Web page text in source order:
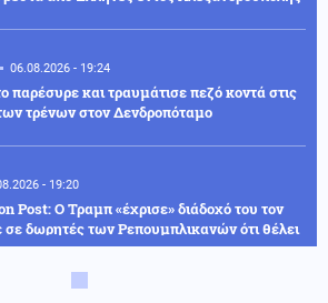
06.08.2026 - 19:24
παρέσυρε και τραυμάτισε πεζό κοντά στις
τρένων στον Δενδροπόταμο
- 19:20
Post: Ο Τραμπ «έχρισε» διάδοχό του τον
σε δωρητές των Ρεπουμπλικανών ότι θέλει
το 2028